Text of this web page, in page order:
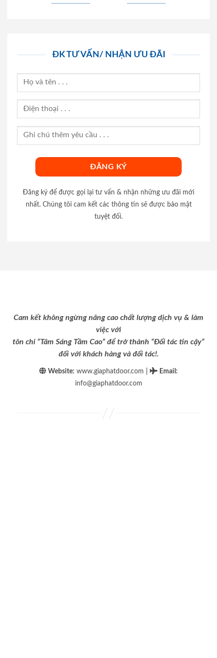
ĐK TƯ VẤN/ NHẬN ƯU ĐÃI
Đăng ký để được gọi lại tư vấn & nhận những ưu đãi mới
nhất. Chúng tôi cam kết các thông tin sẽ được bảo mật
tuyệt đối.
Cam kết không ngừng nâng cao chất lượng dịch vụ & làm
việc với
tôn chỉ “Tâm Sáng Tầm Cao” để trở thành “Đối tác tin cậy”
đối với khách hàng và đối tác!.
Website: www.giaphatdoor.com Email :
info@giaphatdoor.com